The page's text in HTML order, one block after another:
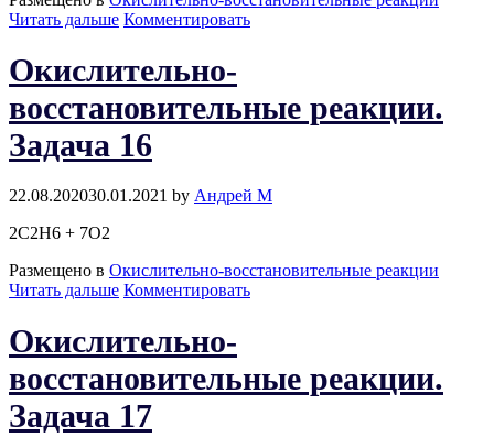
Читать дальшеОкислительно-
Задача
Комментировать
Окислительно-
восстановительные реакции.
Задача 16
22.08.202030.01.2021 by Андрей М
2C2H6 + 7O2
Размещено в Окислительно-восстановительные реакции
Читать дальшеОкислительно-
Задача
Комментировать
Окислительно-
восстановительные реакции.
Задача 17